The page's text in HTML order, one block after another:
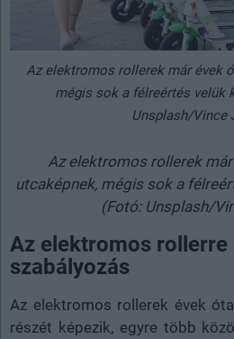
Az elektromos rollerek már évek
mégis sok a félreértés velük
Unsplash/Vince
Az elektromos rollerek
utcaképnek, mégis sok a
(Fotó: Unsplash/
Az elektromos rollerre
szabályozás
Az elektromos rollerek évek
részét képezik, egyre több